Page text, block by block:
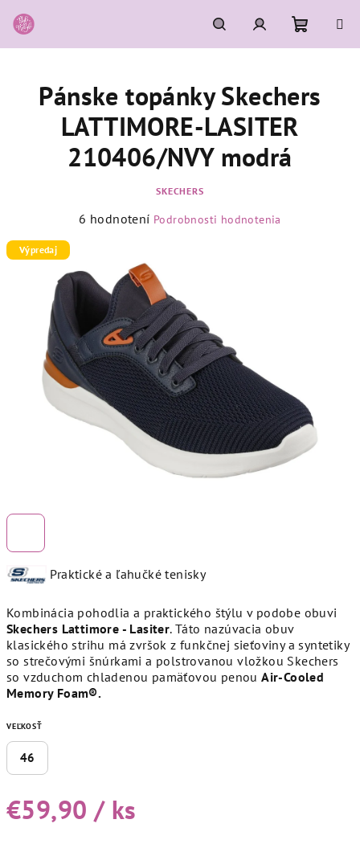
na
obsah
HľadaťPrihlásenie
košík
Praktické a ľahučké tenisky
Kombinácia pohodlia a praktického štýlu v podobe obuvi
Skechers Lattimore - Lasiter. Táto nazúvacia obuv
klasického strihu má zvršok z funkčnej sieťoviny a syntetiky
so strečovými šnúrkami a polstrovanou vložkou Skechers
so vzduchom chladenou pamäťovou penouAir-Cooled
Memory Foam®.
VEĽKOSŤ
46
€59,90 / ks
Pánske topánky Skechers
LATTIMORE-LASITER
210406/NVY modrá
SKECHERS
Priemerné
5,0
hviezdičiek.
6 hodnotení Podrobnosti hodnotenia
Výpredaj